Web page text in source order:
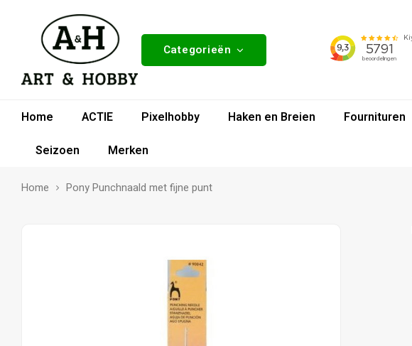
Categorieën
Home ACTIE Pixelhobby Haken en Breien Fournituren
Seizoen
Merken
Home Pony Punchnaald met fijne punt